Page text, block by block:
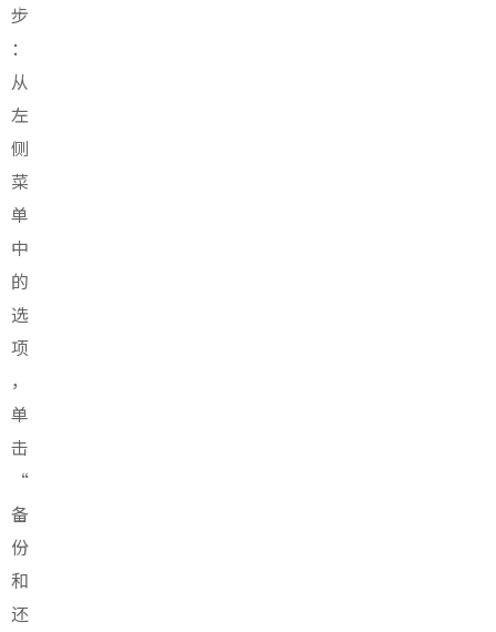
步
：
从
左
侧
菜
单
中
的
选
项
，
单
击
“
备
份
和
还